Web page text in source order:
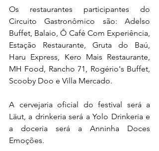
Os restaurantes participantes do
Circuito Gastronômico são: Adelso
Buffet, Balaio, Ô Café Com Experiência,
Estação Restaurante, Gruta do Baú,
Haru Express, Kero Mais Restaurante,
MH Food, Rancho 71, Rogério's Buffet,
Scooby Doo e Villa Mercado.
A cervejaria oficial do festival será a
Läut, a drinkeria será a Yolo Drinkeria e
a doceria será a Anninha Doces
Emoções.